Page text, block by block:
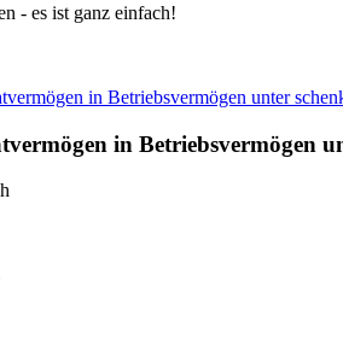
- es ist ganz einfach!
in Betriebsvermögen